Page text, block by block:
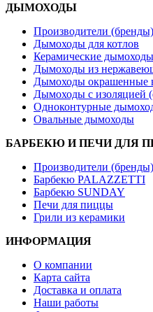
ДЫМОХОДЫ
Производители (бренды)
Дымоходы для котлов
Керамические дымоходы
Дымоходы из
Дымоходы окрашенные
Дымоходы с изоляцией
Одноконтурные
Овальные дымоходы
БАРБЕКЮ И ПЕЧИ ДЛЯ
Производители (бренды)
Барбекю PALAZZETTI
Барбекю SUNDAY
Печи для пиццы
Грили из керамики
ИНФОРМАЦИЯ
О компании
Карта сайта
Доставка и оплата
Наши работы